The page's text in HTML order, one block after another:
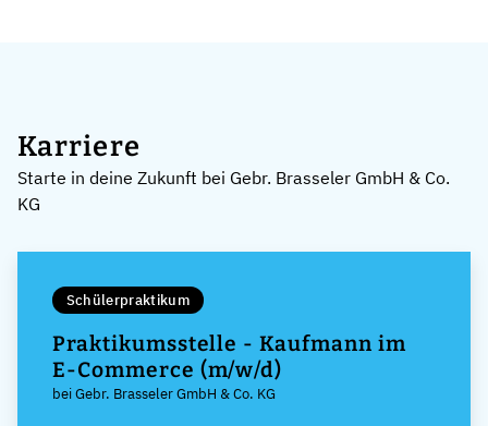
Karriere
Starte in deine Zukunft bei Gebr. Brasseler GmbH & Co.
KG
Schülerpraktikum
Praktikumsstelle - Kaufmann im
E-Commerce (m/w/d)
bei Gebr. Brasseler GmbH & Co. KG